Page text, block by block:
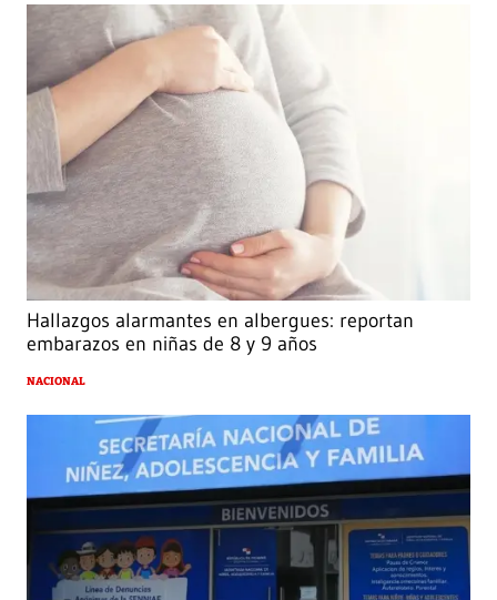
Hallazgos alarmantes en albergues: reportan
embarazos en niñas de 8 y 9 años
NACIONAL